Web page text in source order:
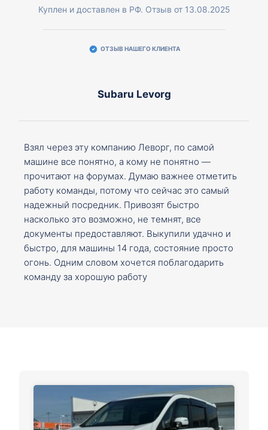
Куплен и доставлен в РФ. Отзыв от 13.08.2025
ОТЗЫВ НАШЕГО КЛИЕНТА
Subaru Levorg
Взял через эту компанию Леворг, по самой
машине все понятно, а кому не понятно —
прочитают на форумах. Думаю важнее отметить
работу команды, потому что сейчас это самый
надежный посредник. Привозят быстро
насколько это возможно, не темнят, все
документы предоставляют. Выкупили удачно и
быстро, для машины 14 года, состояние просто
огонь. Одним словом хочется поблагодарить
команду за хорошую работу